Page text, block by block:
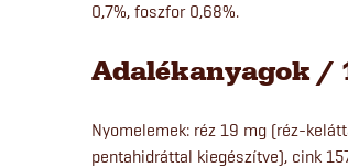
0,7%, foszfor 0,68%.
Adalékanyagok /
Nyomelemek: réz 19 mg (réz-
pentahidráttal kiegészítve), cink